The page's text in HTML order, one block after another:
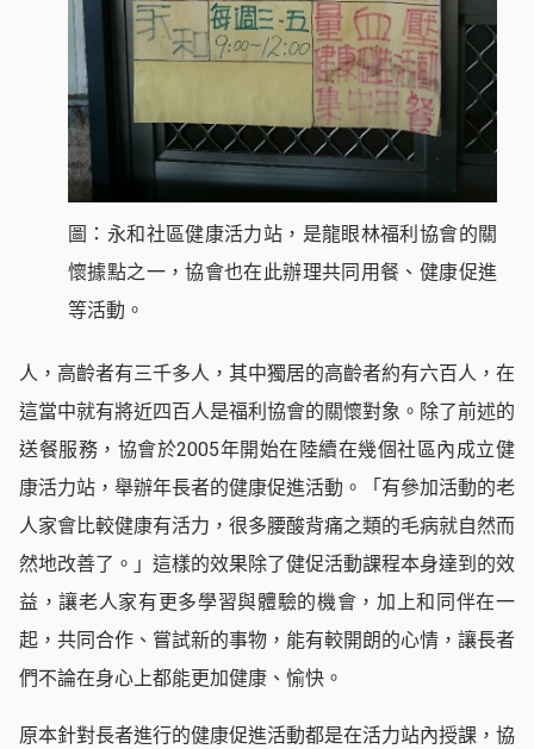
圖：永和社區健康活力站，是龍眼林福利協會的關
懷據點之一，協會也在此辦理共同用餐、健康促進
等活動。
人，高齡者有三千多人，其中獨居的高齡者約有六百人，在
這當中就有將近四百人是福利協會的關懷對象。除了前述的
送餐服務，協會於2005年開始在陸續在幾個社區內成立健
康活力站，舉辦年長者的健康促進活動。「有參加活動的老
人家會比較健康有活力，很多腰酸背痛之類的毛病就自然而
然地改善了。」這樣的效果除了健促活動課程本身達到的效
益，讓老人家有更多學習與體驗的機會，加上和同伴在一
起，共同合作、嘗試新的事物，能有較開朗的心情，讓長者
們不論在身心上都能更加健康、愉快。
原本針對長者進行的健康促進活動都是在活力站內授課，協